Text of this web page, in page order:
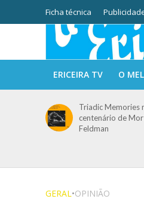
Ficha técnica
ERICEIRA TV O
Triadic Memories
centenário de
Feldman
GERAL•OPINIÃO